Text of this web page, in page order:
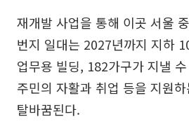
재개발 사업을 통해 이곳 서울
번지 일대는 2027년까지 지하
업무용 빌딩, 182가구가 지낼
주민의 자활과 취업 등을 지원
탈바꿈된다.